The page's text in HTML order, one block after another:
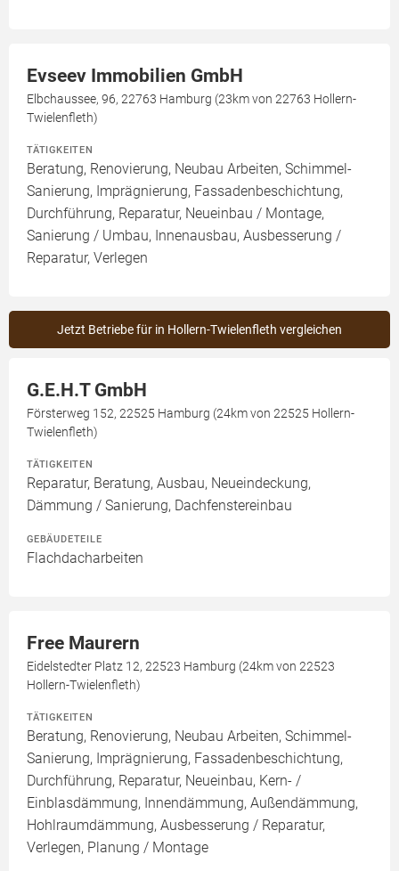
Evseev Immobilien GmbH
Elbchaussee, 96, 22763 Hamburg (23km von 22763 Hollern-
Twielenfleth)
TÄTIGKEITEN
Beratung, Renovierung, Neubau Arbeiten, Schimmel-
Sanierung, Imprägnierung, Fassadenbeschichtung,
Durchführung, Reparatur, Neueinbau / Montage,
Sanierung / Umbau, Innenausbau, Ausbesserung /
Reparatur, Verlegen
Jetzt Betriebe für in Hollern-Twielenfleth vergleichen
G.E.H.T GmbH
Försterweg 152, 22525 Hamburg (24km von 22525 Hollern-
Twielenfleth)
TÄTIGKEITEN
Reparatur, Beratung, Ausbau, Neueindeckung,
Dämmung / Sanierung, Dachfenstereinbau
GEBÄUDETEILE
Flachdacharbeiten
Free Maurern
Eidelstedter Platz 12, 22523 Hamburg (24km von 22523
Hollern-Twielenfleth)
TÄTIGKEITEN
Beratung, Renovierung, Neubau Arbeiten, Schimmel-
Sanierung, Imprägnierung, Fassadenbeschichtung,
Durchführung, Reparatur, Neueinbau, Kern- /
Einblasdämmung, Innendämmung, Außendämmung,
Hohlraumdämmung, Ausbesserung / Reparatur,
Verlegen, Planung / Montage